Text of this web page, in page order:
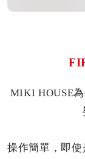
MIKI HOUSE
操作簡單，即